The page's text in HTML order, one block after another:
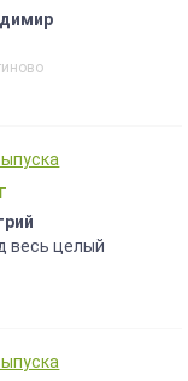
весь целый